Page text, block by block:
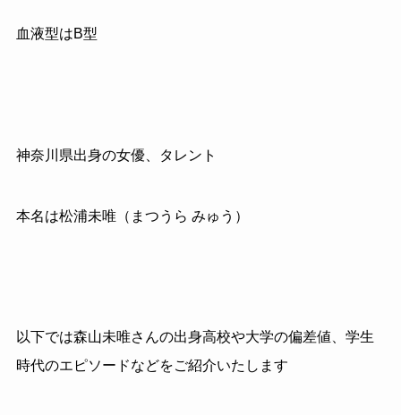
血液型はB型
神奈川県出身の女優、タレント
本名は松浦未唯（まつうら みゅう）
以下では森山未唯さんの出身高校や大学の偏差値、学生
時代のエピソードなどをご紹介いたします